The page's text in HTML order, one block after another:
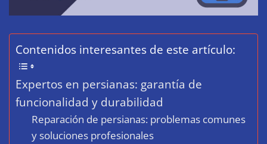
Contenidos interesantes de este artículo:
Expertos en persianas: garantía de
funcionalidad y durabilidad
Reparación de persianas: problemas comunes
y soluciones profesionales